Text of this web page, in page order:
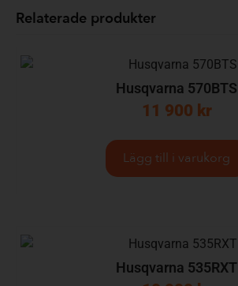
Relaterade produkter
Husqvarna 570BTS
11 900 kr
Lägg till i varukorg
Husqvarna 535RXT